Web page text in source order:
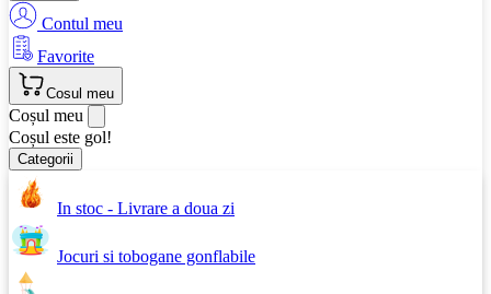
Contul meu
Favorite
Cosul meu
Coșul meu
Coșul este gol!
Categorii
In stoc - Livrare a doua zi
Jocuri si tobogane gonflabile